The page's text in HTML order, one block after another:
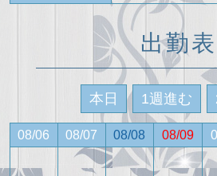
出勤表
本日 1週進む
08/06 08/07 08/08 08/09